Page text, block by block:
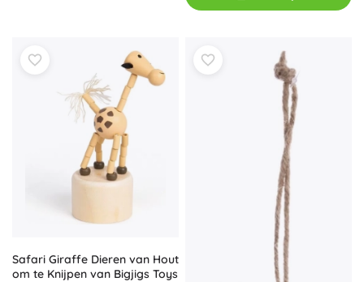
Safari Giraffe Dieren van Hout
om te Knijpen van Bigjigs Toys